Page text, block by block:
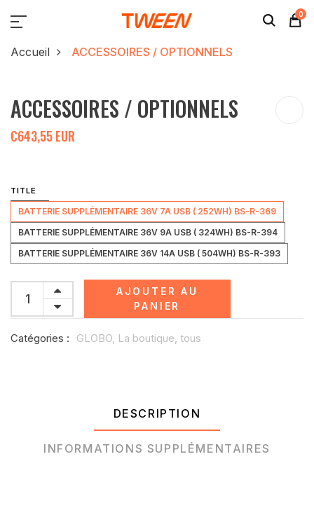
0
Accueil ACCESSOIRES / OPTIONNELS
ACCESSOIRES / OPTIONNELS
€643,55 EUR
TITLE
BATTERIE SUPPLÉMENTAIRE 36V 7A USB ( 252WH) BS-R-369
BATTERIE SUPPLÉMENTAIRE 36V 9A USB ( 324WH) BS-R-394
BATTERIE SUPPLÉMENTAIRE 36V 14A USB ( 504WH) BS-R-393
AJOUTER AU
PANIER
Catégories : GLOBO, La boutique, tous
DESCRIPTION
INFORMATIONS SUPPLÉMENTAIRES